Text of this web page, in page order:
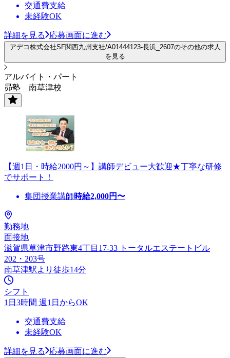
交通費支給
未経験OK
詳細を見る 応募画面に進む
アデコ株式会社SF関西九州支社/A01444123-長浜_2607のその他の求人
を見る
アルバイト・パート
昴塾 南草津校
【週1日・時給2000円～】講師デビュー大歓迎★丁寧な研修
でサポート！
集団授業講師時給2,000円〜
勤務地
面接地
滋賀県草津市野路東4丁目17-33 トータルエステートビル
202・203号
南草津駅より徒歩14分
シフト
1日3時間 週1日からOK
交通費支給
未経験OK
詳細を見る 応募画面に進む